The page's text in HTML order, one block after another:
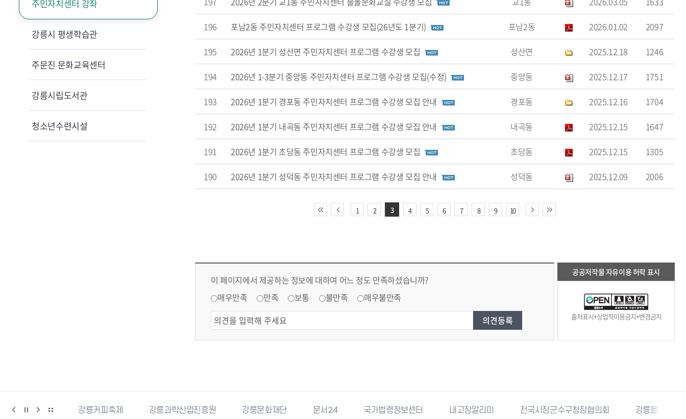
주민자치센터 강좌
강릉시 평생학습관
주문진 문화교육센터
강릉시립도서관
청소년수련시설
196 포남2동 주민자치센터 프로그램 수강생 모집(26년도 1분기) 포남2동 2026.01.02 2097
195 2026년 1분기 성산면 주민자치센터 프로그램 수강생 모집 성산면 2025.12.18 1246
194 2026년 1-3분기 중앙동 주민자치센터 프로그램 수강생 모집(수정) 중앙동 2025.12.17 1751
193 2026년 1분기 경포동 주민자치센터 프로그램 수강생 모집 안내 경포동 2025.12.16 1704
192 2026년 1분기 내곡동 주민자치센터 프로그램 수강생 모집 안내 내곡동 2025.12.15 1647
191 2026년 1분기 초당동 주민자치센터 프로그램 수강생 모집 초당동 2025.12.15 1305
190 2026년 1분기 성덕동 주민자치센터 프로그램 수강생 모집 안내 성덕동 2025.12.09 2006
1 2 3 4 5 6 7 8 9 10
이 페이지에서 제공하는 정보에 대하여 어느 정도 만족하셨습니까?
매우만족
만족 보통 불만족 매우불만족
공공저작물 자유이용 허락 표시
출처표시+상업적이용금지+변경금지
자원봉사센터 강릉커피축제 강릉과학산업진흥원 강릉문화재단 문서24 국가법령정보센터 내고장알리미 전국시장군수구청장협의회 강릉몰